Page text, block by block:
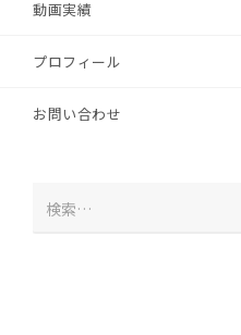
動画実績
プロフィール
お問い合わせ
検索…